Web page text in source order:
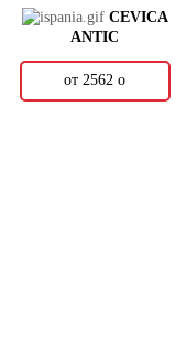
CEVICA
ANTIC
от 2562 о